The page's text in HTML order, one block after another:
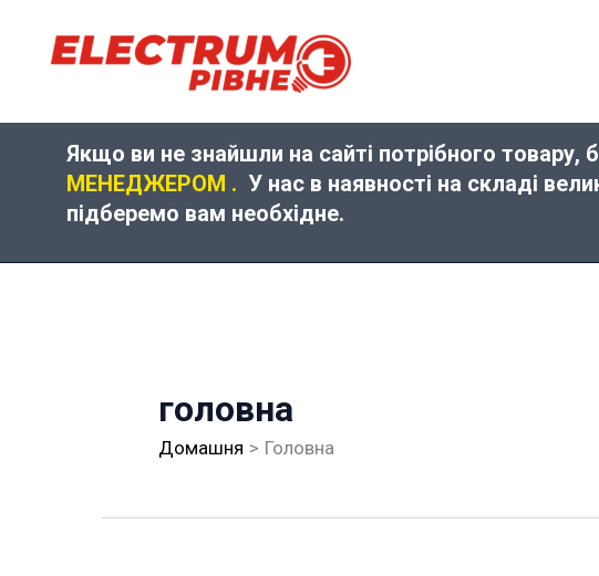
Якщо ви не знайшли на сайті потрібного товару,
МЕНЕДЖЕРОМ . У нас в наявності на складі
підберемо вам необхідне.
головна
Домашня Головна